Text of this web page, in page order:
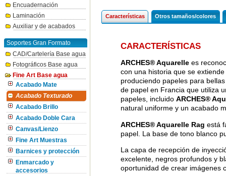
Encuadernación
Laminación
Auxiliar y de acabados
Soportes Gran Formato
CAD/Cartelería Base agua
Fotográficos Base agua
Fine Art Base agua
Acabado Mate
Acabado Texturado
Acabado Brillo
Acabado Doble Cara
Canvas/Lienzo
Fine Art Muestras
Barnices y protección
Enmarcado y
accesorios
Características Otros tamaños/colores
CARACTERÍSTICAS
ARCHES® Aquarellees
con una historia que se
produciendo papeles para
de papel en Francia que utiliza
papeles, incluido ARCHES®
natural uniforme y un acabado
ARCHES® Aquarelle Rag está
papel. La base de tono blanco
La capa de recepción de
excelente, negros profundos y
oportunidad de crear imágenes